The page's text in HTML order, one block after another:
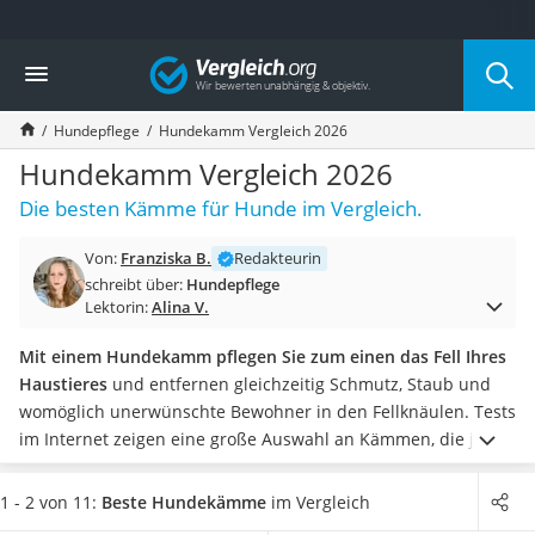
Die beliebtesten Vergleiche nach Kategorie
Drogerie
Inhalator
Haarschneider
Rollator
Braun Rasierer
Katzenklappe (Chip)
Masturbator
Massagepistole
Reisehaartrockner
Eiweißpulver
Magnesiumpräparat
Katzenklappe
Nackenmassagegerät
Zeckenschutz Katze
Vergleich
Hundepflege Hundekamm Vergleich 2026
Hundekamm Vergleich 2026
Die besten Kämme für Hunde im Vergleich.
Von: Franziska B.
Redakteurin
schreibt über: Hundepflege
Lektorin:Alina V.
Mit einem Hundekamm pflegen Sie zum einen das Fell Ihres
Haustieres und entfernen gleichzeitig Schmutz, Staub und
womöglich unerwünschte Bewohner in den Fellknäulen. Tests
im Internet zeigen eine große Auswahl an Kämmen, die je
nach Felllänge Ihres Tieres eingesetzt werden können.
Wählen Sie jetzt einen Hundekamm mit ergonomischem und
1 - 2 von 11: Beste Hundekämme im Vergleich